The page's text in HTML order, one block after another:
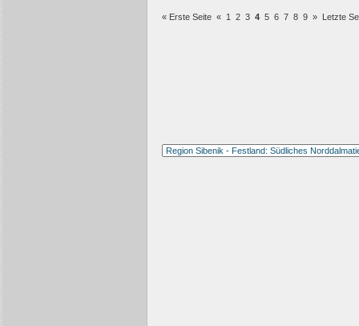
« Erste Seite « 1 2 3 4 5 6 7 8 9 » Letzte